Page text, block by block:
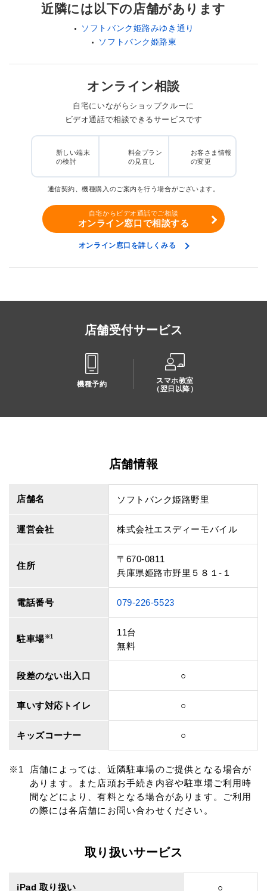
近隣には以下の店舗があります
ソフトバンク姫路みゆき通り
ソフトバンク姫路東
オンライン相談
自宅にいながらショップクルーに
ビデオ通話で相談できるサービスです
新しい端末
の検討
料金プラン
の見直し
お客さま情報
の変更
通信契約、機種購入のご案内を行う場合がございます。
自宅からビデオ通話でご相談
オンライン窓口で相談する
オンライン窓口を詳しくみる
店舗受付サービス
機種予約
スマホ教室
（翌日以降）
店舗情報
店舗名 ソフトバンク姫路野里
運営会社 株式会社エスディーモバイル
住所
〒670-0811
兵庫県姫路市野里５８１‐１
電話番号 079-226-5523
駐車場※1
11台
無料
段差のない出入口 ○
車いす対応トイレ ○
キッズコーナー ○
店舗によっては、近隣駐車場のご提供となる場合が
あります。また店頭お手続き内容や駐車場ご利用時
間などにより、有料となる場合があります。ご利用
の際には各店舗にお問い合わせください。
取り扱いサービス
iPad 取り扱い ○